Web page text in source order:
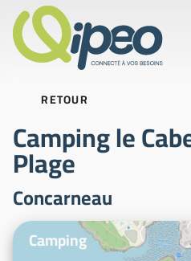
RETOUR
Camping le
Plage
Concarneau
Photos d'illustration
Camping